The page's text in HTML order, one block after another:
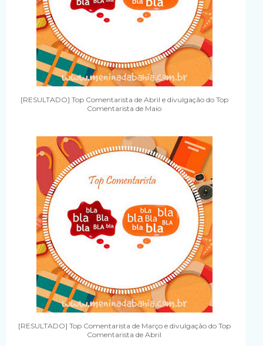
[RESULTADO] Top Comentarista de Abril e divulgação do Top
Comentarista de Maio
[RESULTADO] Top Comentarista de Março e divulgação do Top
Comentarista de Abril